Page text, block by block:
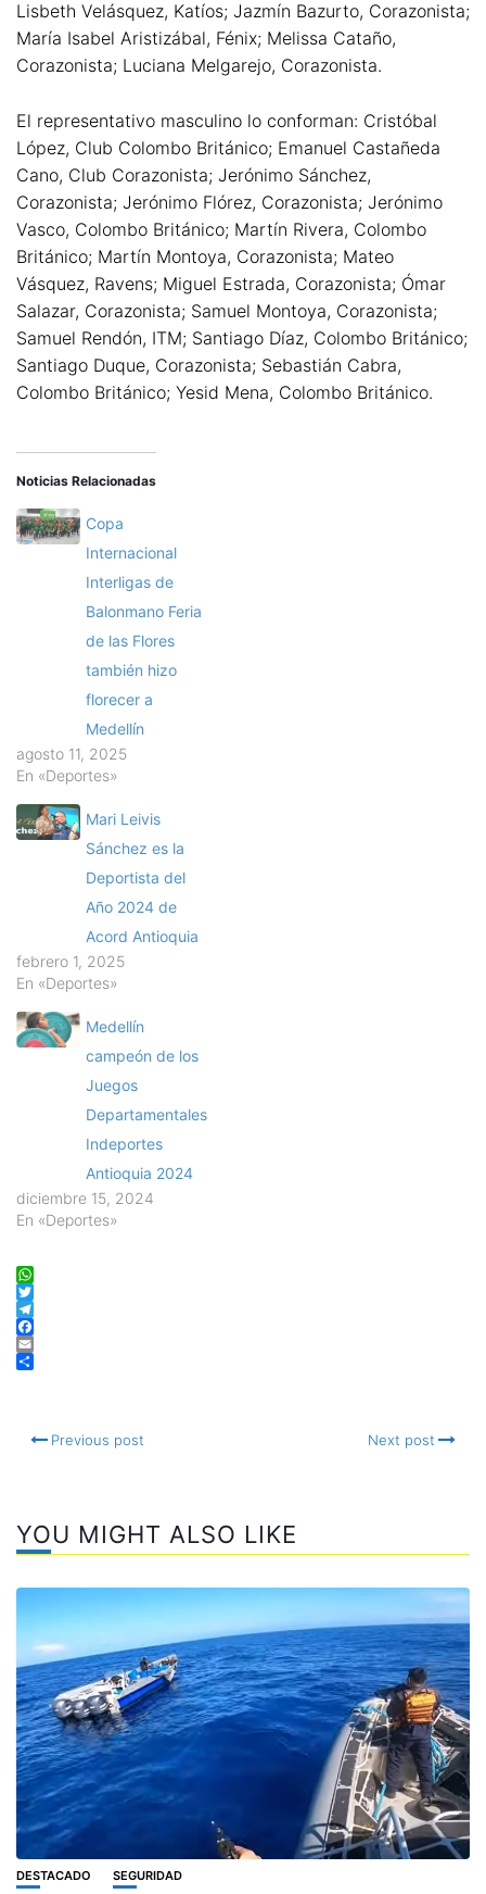
Lisbeth Velásquez, Katíos; Jazmín Bazurto, Corazonista;
María Isabel Aristizábal, Fénix; Melissa Cataño,
Corazonista; Luciana Melgarejo, Corazonista.
El representativo masculino lo conforman: Cristóbal
López, Club Colombo Británico; Emanuel Castañeda
Cano, Club Corazonista; Jerónimo Sánchez,
Corazonista; Jerónimo Flórez, Corazonista; Jerónimo
Vasco, Colombo Británico; Martín Rivera, Colombo
Británico; Martín Montoya, Corazonista; Mateo
Vásquez, Ravens; Miguel Estrada, Corazonista; Ómar
Salazar, Corazonista; Samuel Montoya, Corazonista;
Samuel Rendón, ITM; Santiago Díaz, Colombo Británico;
Santiago Duque, Corazonista; Sebastián Cabra,
Colombo Británico; Yesid Mena, Colombo Británico.
Noticias Relacionadas
Copa
Internacional
Interligas de
Balonmano Feria
de las Flores
también hizo
florecer a
Medellín
agosto 11, 2025
En «Deportes»
Mari Leivis
Sánchez es la
Deportista del
Año 2024 de
Acord Antioquia
febrero 1, 2025
En «Deportes»
Medellín
campeón de los
Juegos
Departamentales
Indeportes
Antioquia 2024
diciembre 15, 2024
En «Deportes»
WhatsApp
Twitter
Telegram
Facebook
Email
Previous post Next post
YOU MIGHT ALSO LIKE
DESTACADO SEGURIDAD